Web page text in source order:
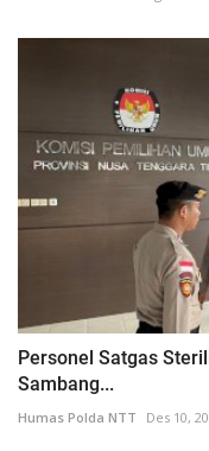
Personel Satgas
Sambang...
Humas Polda NTT Des 10,